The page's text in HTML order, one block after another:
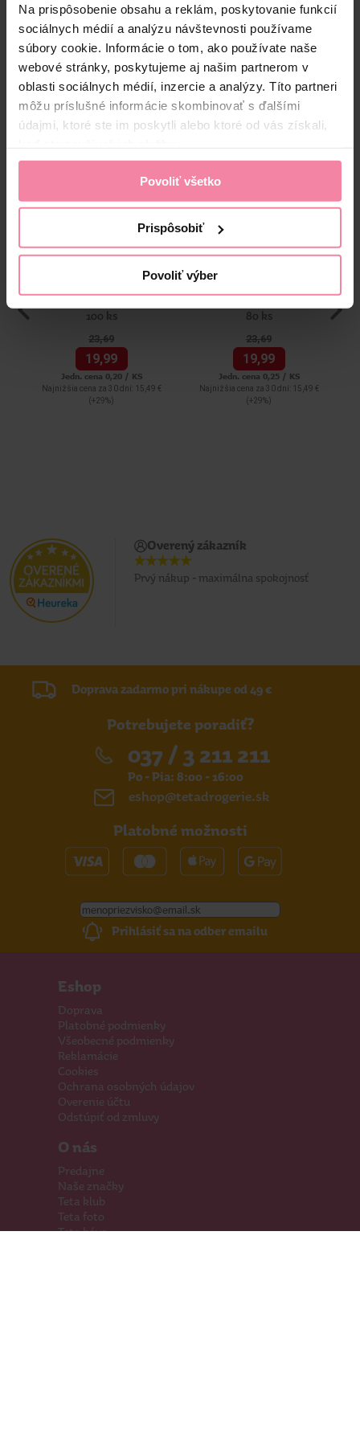
Na prispôsobenie obsahu a reklám, poskytovanie funkcií
sociálnych médií a analýzu návštevnosti používame
súbory cookie. Informácie o tom, ako používate naše
webové stránky, poskytujeme aj našim partnerom v
oblasti sociálnych médií, inzercie a analýzy. Títo partneri
môžu príslušné informácie skombinovať s ďalšími
údajmi, ktoré ste im poskytli alebo ktoré od vás získali,
Povoliť všetko
Prispôsobiť
Povoliť výber
Bezpečnosť a balenie
Zloženie
High-contrast mode
Alternatívne produkty
100 ks
23,69
19,99
Jedn. cena 0,20 / KS
Najnižšia cena za 30 dní: 15,49 €
(+29%)
80 ks
23,69
19,99
Jedn. cena 0,25 / KS
Najnižšia cena za 30 dní: 15,49 €
(+29%)
Overený zákazník
Prvý nákup - maximálna spokojnosť
Doprava zadarmo pri nákupe od 49 €
Potrebujete poradiť?
037 / 3 211 211
Po - Pia: 8:00 - 16:00
eshop@tetadrogerie.sk
Platobné možnosti
Prihlásiť sa na odber emailu
Eshop
Doprava
Platobné podmienky
Všeobecné podmienky
Reklamácie
Cookies
Ochrana osobných údajov
Overenie účtu
Odstúpiť od zmluvy
O nás
Predajne
Naše značky
Teta klub
Teta foto
Teta káva